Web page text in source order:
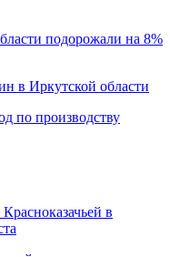
подорожали на 8%
в Иркутской области
по производству
в